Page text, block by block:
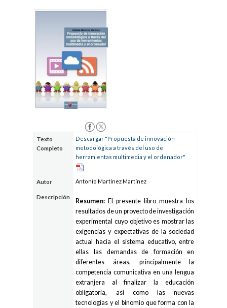
Texto
Completo
Descargar "Propuesta de innovación
metodológica a través del uso de
herramientas multimedia y el ordenador"
Autor Antonio Martínez Martínez
Descripción
Resumen: El presente libro muestra los
resultados de un proyecto de investigación
experimental cuyo objetivo es mostrar las
exigencias y expectativas de la sociedad
actual hacia el sistema educativo, entre
ellas las demandas de formación en
diferentes áreas, principalmente la
competencia comunicativa en una lengua
extranjera al finalizar la educación
obligatoria, así como las nuevas
tecnologías y el binomio que forma con la